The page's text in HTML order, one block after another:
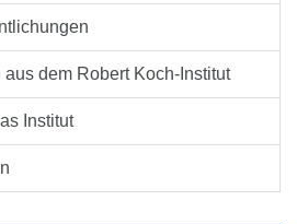
dem Robert Koch-Institut
Institut